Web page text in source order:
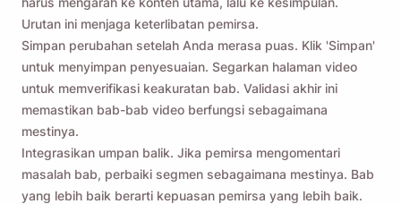
Urutan ini menjaga keterlibatan pemirsa.
Simpan perubahan setelah Anda merasa puas. Klik 'Simpan'
untuk menyimpan penyesuaian. Segarkan halaman video
untuk memverifikasi keakuratan bab. Validasi akhir ini
memastikan bab-bab video berfungsi sebagaimana
mestinya.
Integrasikan umpan balik. Jika pemirsa mengomentari
masalah bab, perbaiki segmen sebagaimana mestinya. Bab
yang lebih baik berarti kepuasan pemirsa yang lebih baik.
Name
Email
Dengan mencentang opsi ini, Anda menyetujuiKebijakan